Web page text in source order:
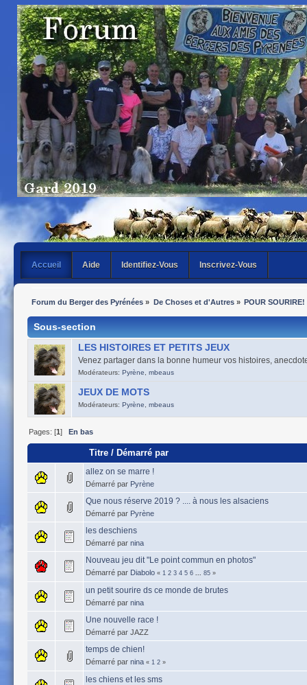
Accueil Aide Identifiez-Vous Inscrivez-Vous
Forum du Berger des Pyrénées » De Choses et d'Autres» POUR SOURIRE!
Sous-section
LES HISTOIRES ET PETITS JEUX
Venez partager dans la bonne humeur vos histoires,
Modérateurs: Pyrène, mbeaus
JEUX DE MOTS
Modérateurs: Pyrène, mbeaus
Pages: [1]En bas
Titre /Démarré par
allez on se marre !
Démarré par Pyrène
Que nous réserve 2019 ? .... à nous les alsaciens
Démarré par Pyrène
les deschiens
Démarré par nina
Nouveau jeu dit "Le point commun en photos"
Démarré par Diabolo « 1 2 3 4 5 6 85 »
un petit sourire ds ce monde de brutes
Démarré par nina
Une nouvelle race !
Démarré par JAZZ
temps de chien!
Démarré par nina « 1 2 »
les chiens et les sms